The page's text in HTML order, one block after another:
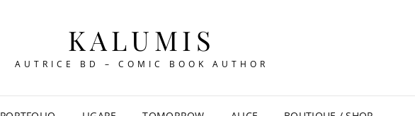
KALUMIS
AUTRICE BD – COMIC BOOK AUTHOR